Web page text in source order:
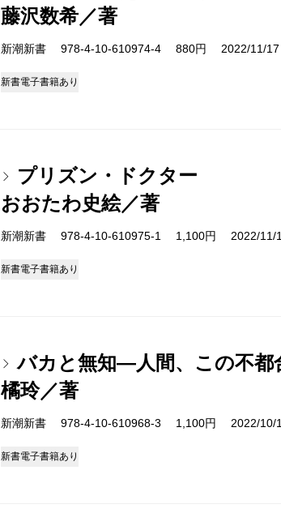
藤沢数希／著
新潮新書 978-4-10-610974-4 880円 2022/11/17
新書電子書籍あり
プリズン・ドクター
おおたわ史絵／著
新潮新書 978-4-10-610975-1 1,100円 2022/11/
新書電子書籍あり
バカと無知―人間、この不
橘玲／著
新潮新書 978-4-10-610968-3 1,100円 2022/10/
新書電子書籍あり